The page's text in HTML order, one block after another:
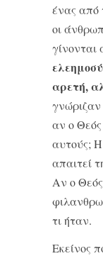
ένας από
οι
γίνονται
αρετή,
αν ο Θεός
αυτούς;
απαιτεί
Αν ο Θεός
τι ήταν.
Εκείνος